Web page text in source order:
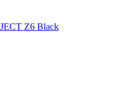
Z6 Black